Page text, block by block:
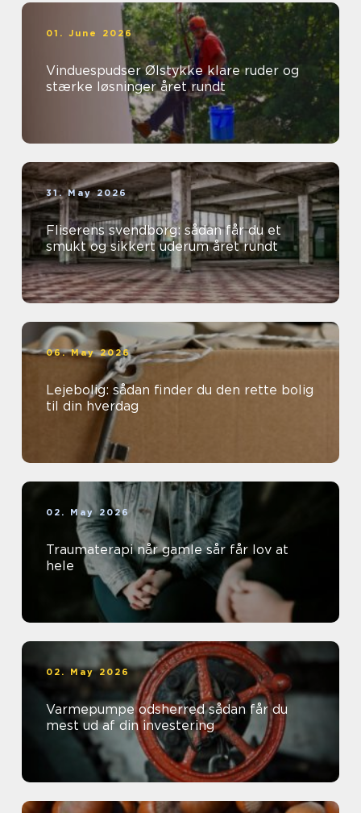
01. June 2026
Vinduespudser Ølstykke klare ruder og
stærke løsninger året rundt
31. May 2026
Fliserens svendborg: sådan får du et
smukt og sikkert uderum året rundt
06. May 2026
Lejebolig: sådan finder du den rette bolig
til din hverdag
02. May 2026
Traumaterapi når gamle sår får lov at
hele
02. May 2026
Varmepumpe odsherred sådan får du
mest ud af din investering